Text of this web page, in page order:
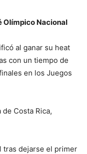
Olímpico Nacional
al ganar su heat
con un tiempo de
en los Juegos
Costa Rica,
tras dejarse el primer